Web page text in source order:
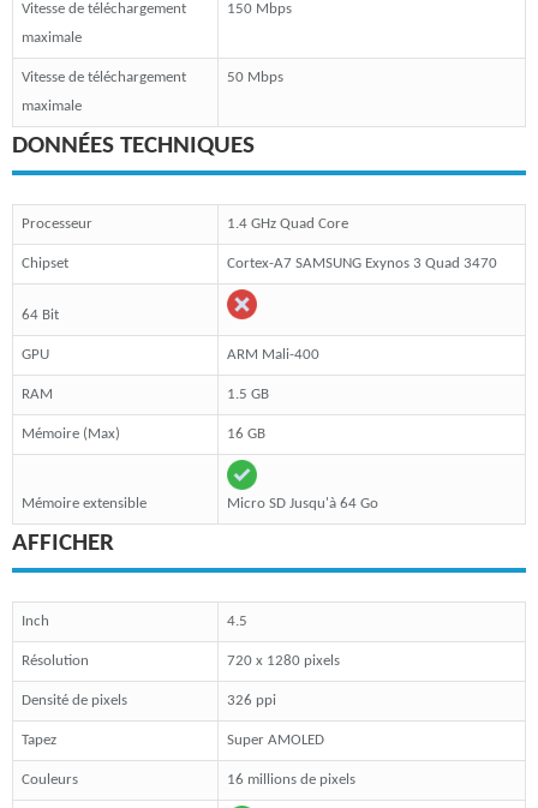
Vitesse de téléchargement
maximale
150 Mbps
Vitesse de téléchargement
maximale
50 Mbps
DONNÉES TECHNIQUES
Processeur 1.4 GHz Quad Core
Chipset Cortex-A7 SAMSUNG Exynos 3 Quad 3470
64 Bit
GPU ARM Mali-400
RAM 1.5 GB
Mémoire (Max) 16 GB
Mémoire extensible Micro SD Jusqu'à 64 Go
AFFICHER
Inch 4.5
Résolution 720 x 1280 pixels
Densité de pixels 326 ppi
Tapez Super AMOLED
Couleurs 16 millions de pixels